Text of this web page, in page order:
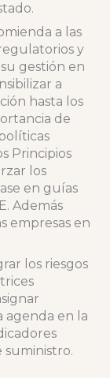
a las
y
gestión en
a
hasta los
de
Principios
los
en guías
Además
empresas en
los riesgos
agenda en la
suministro.